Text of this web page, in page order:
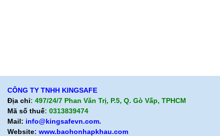
CÔNG TY TNHH KINGSAFE
Địa chỉ: 497/24/7 Phan Văn Trị, P.5, Q. Gò Vấp, TPHCM
Mã số thuế: 0313839474
Mail: info@kingsafevn.com.
Website: www.baohonhapkhau.com